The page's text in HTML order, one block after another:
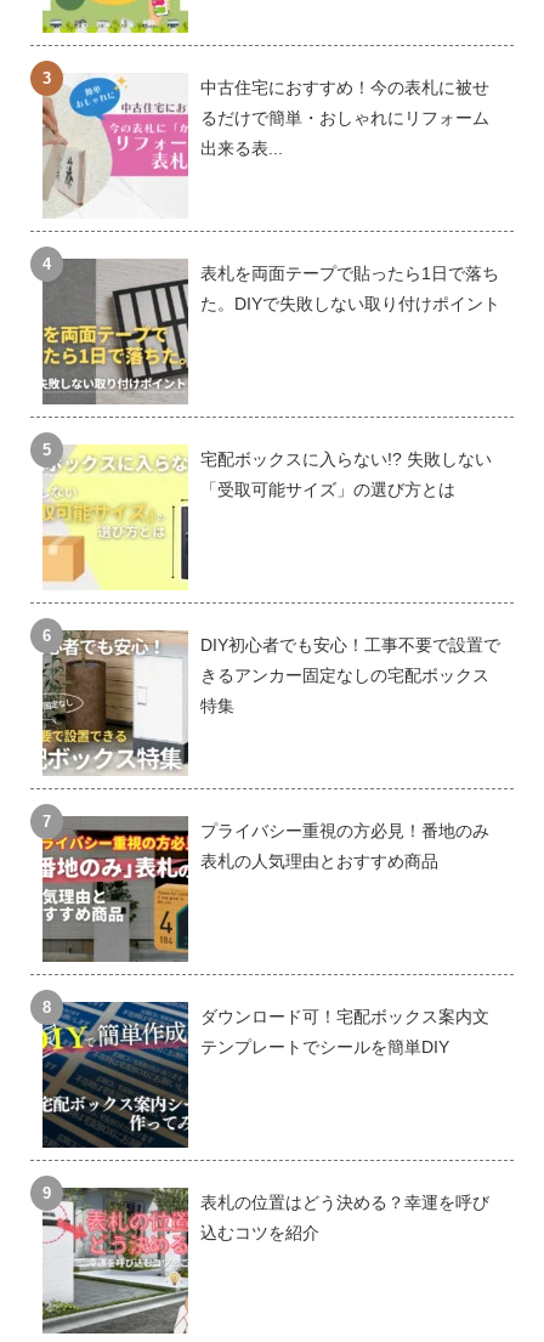
中古住宅におすすめ！今の表札に被せ
るだけで簡単・おしゃれにリフォーム
出来る表...
表札を両面テープで貼ったら1日で落ち
た。DIYで失敗しない取り付けポイント
宅配ボックスに入らない!? 失敗しない
「受取可能サイズ」の選び方とは
DIY初心者でも安心！工事不要で設置で
きるアンカー固定なしの宅配ボックス
特集
プライバシー重視の方必見！番地のみ
表札の人気理由とおすすめ商品
ダウンロード可！宅配ボックス案内文
テンプレートでシールを簡単DIY
表札の位置はどう決める？幸運を呼び
込むコツを紹介